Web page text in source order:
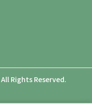
All Rights Reserved.